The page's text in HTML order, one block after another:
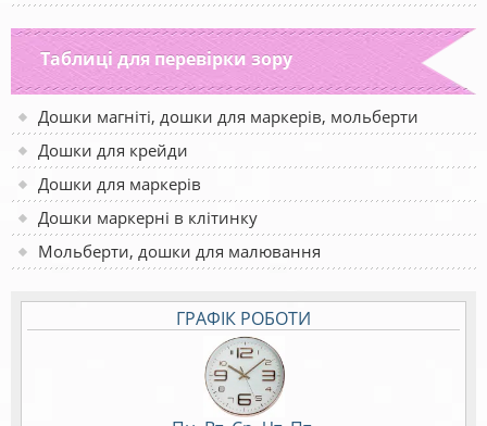
Таблиці для перевірки зору
Дошки магніті, дошки для маркерів, мольберти
Дошки для крейди
Дошки для маркерів
Дошки маркерні в клітинку
Мольберти, дошки для малювання
ГРАФІК РОБОТИ